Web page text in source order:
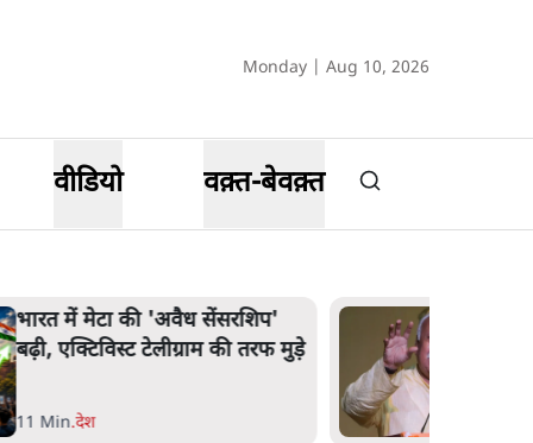
Monday | Aug 10, 2026
वीडियो वक़्त-बेवक़्त
भारत में मेटा की 'अवैध सेंसरशिप'
बढ़ी, एक्टिविस्ट टेलीग्राम की तरफ मुड़े
11 Min.देश